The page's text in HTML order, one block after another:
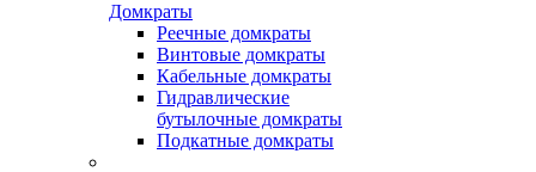
Домкраты
Реечные домкраты
Винтовые домкраты
Кабельные домкраты
Гидравлические
бутылочные домкраты
Подкатные домкраты